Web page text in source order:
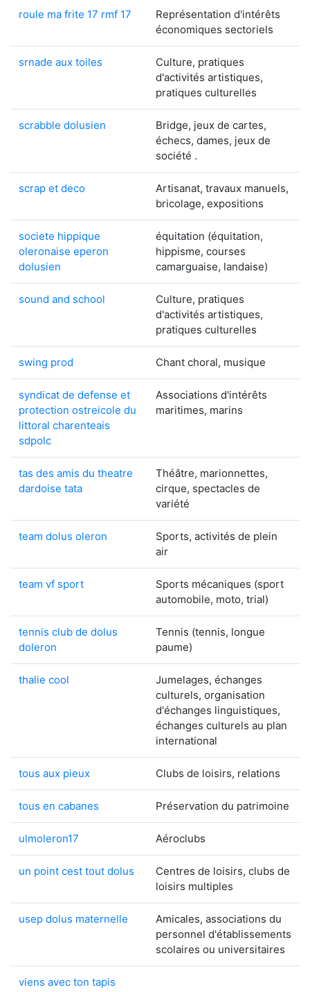
roule ma frite 17 rmf 17
Représentation d'intérêts
économiques sectoriels
srnade aux toiles
Culture, pratiques
d'activités artistiques,
pratiques culturelles
scrabble dolusien
Bridge, jeux de cartes,
échecs, dames, jeux de
société .
scrap et deco
Artisanat, travaux manuels,
bricolage, expositions
societe hippique
oleronaise eperon
dolusien
équitation (équitation,
hippisme, courses
camarguaise, landaise)
sound and school
Culture, pratiques
d'activités artistiques,
pratiques culturelles
swing prod Chant choral, musique
syndicat de defense et
protection ostreicole du
littoral charenteais
sdpolc
Associations d'intérêts
maritimes, marins
tas des amis du theatre
dardoise tata
Théâtre, marionnettes,
cirque, spectacles de
variété
team dolus oleron
Sports, activités de plein
air
team vf sport
Sports mécaniques (sport
automobile, moto, trial)
tennis club de dolus
doleron
Tennis (tennis, longue
paume)
thalie cool
Jumelages, échanges
culturels, organisation
d'échanges linguistiques,
échanges culturels au plan
international
tous aux pieux Clubs de loisirs, relations
tous en cabanes Préservation du patrimoine
ulmoleron17 Aéroclubs
un point cest tout dolus
Centres de loisirs, clubs de
loisirs multiples
usep dolus maternelle
Amicales, associations du
personnel d'établissements
scolaires ou universitaires
viens avec ton tapis